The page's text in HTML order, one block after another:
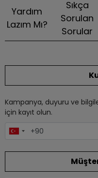
Yardım
Lazım Mı?
Sıkça
Sorulan
Sorular
Kampanya, duyuru ve
için kayıt olun.